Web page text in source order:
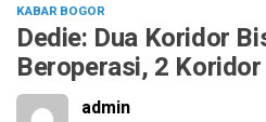
KABAR BOGOR
Dedie: Dua Koridor
Beroperasi, 2
admin